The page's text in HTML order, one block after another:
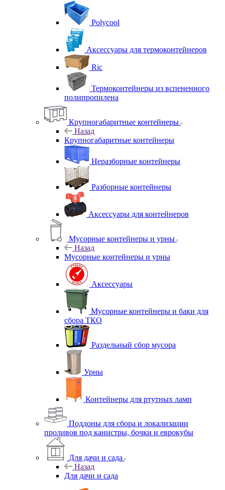
Polycool
Аксессуары для термоконтейнеров
Ric
Термоконтейнеры из вспененного
полипропилена
Крупногабаритные контейнеры
Назад
Крупногабаритные контейнеры
Неразборные контейнеры
Разборные контейнеры
Аксессуары для контейнеров
Мусорные контейнеры и урны
Назад
Мусорные контейнеры и урны
Аксессуары
Мусорные контейнеры и баки для
сбора ТКО
Раздельный сбор мусора
Урны
Контейнеры для ртутных ламп
Поддоны для сбора и локализации
проливов под канистры, бочки и еврокубы
Для дачи и сада
Назад
Для дачи и сада